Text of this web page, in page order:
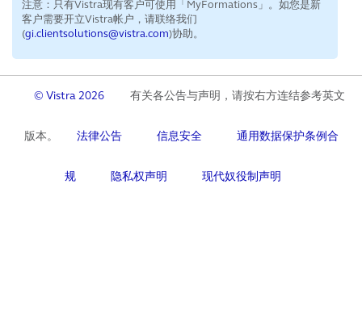
注意：只有Vistra现有客户可使用「MyFormations」。如您是新
客户需要开立Vistra帐户，请联络我们
(gi.clientsolutions@vistra.com)协助。
© Vistra 2026 有关各公告与声明，请按右方连结参考英文
版本。 法律公告 信息安全 通用数据保护条例合
规 隐私权声明 现代奴役制声明